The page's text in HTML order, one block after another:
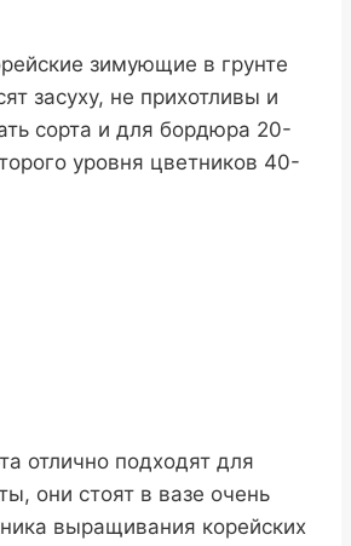
зимующие в грунте
засуху, не прихотливы и
сорта и для бордюра 20-
уровня цветников 40-
отлично подходят для
они стоят в вазе очень
выращивания корейских